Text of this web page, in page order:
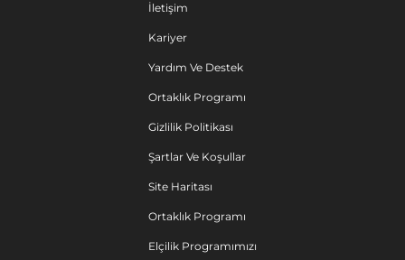
İletişim
Kariyer
Yardım Ve Destek
Ortaklık Programı
Gizlilik Politikası
Şartlar Ve Koşullar
Site Haritası
Ortaklık Programı
Elçilik Programımızı